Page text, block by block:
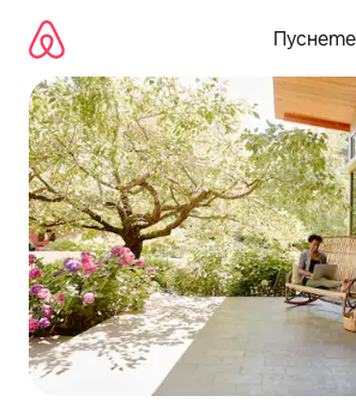
съдържанието